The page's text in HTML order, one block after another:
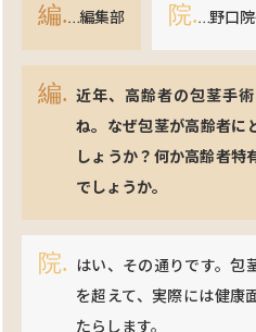
編.…編集部 院.…野口
近年、高齢者の包茎手
ね。なぜ包茎が高齢者に
しょうか？何か高齢者特
でしょうか。
はい、その通りです。包
を超えて、実際には健康
たらします。